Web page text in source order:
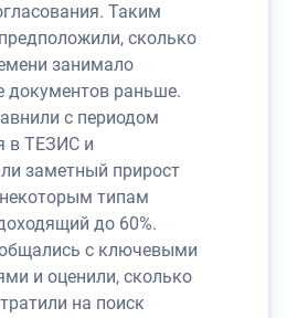
Таким
сколько
занимало
документов раньше.
с периодом
в ТЕЗИС и
заметный прирост
типам
до 60%.
с ключевыми
и оценили, сколько
на поиск